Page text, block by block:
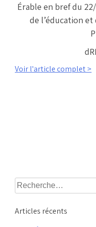
Érable en bref du
de l’éducation
Voir l'article complet >
Rechercher :
Articles récents